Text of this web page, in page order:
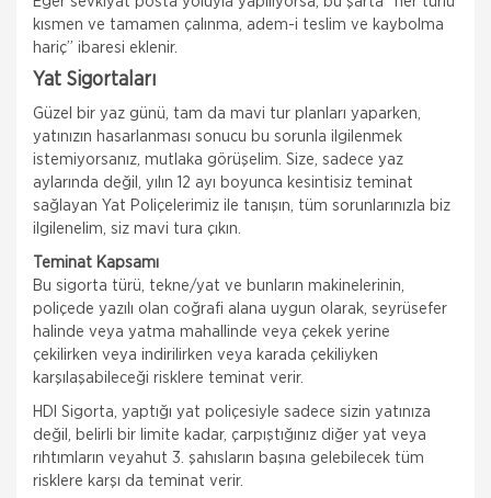
kısmen ve tamamen çalınma, adem-i teslim ve kaybolma
hariç” ibaresi eklenir.
Yat Sigortaları
Güzel bir yaz günü, tam da mavi tur planları yaparken,
yatınızın hasarlanması sonucu bu sorunla ilgilenmek
istemiyorsanız, mutlaka görüşelim. Size, sadece yaz
aylarında değil, yılın 12 ayı boyunca kesintisiz teminat
sağlayan Yat Poliçelerimiz ile tanışın, tüm sorunlarınızla biz
ilgilenelim, siz mavi tura çıkın.
Teminat Kapsamı
Bu sigorta türü, tekne/yat ve bunların makinelerinin,
poliçede yazılı olan coğrafi alana uygun olarak, seyrüsefer
halinde veya yatma mahallinde veya çekek yerine
çekilirken veya indirilirken veya karada çekiliyken
karşılaşabileceği risklere teminat verir.
HDI Sigorta, yaptığı yat poliçesiyle sadece sizin yatınıza
değil, belirli bir limite kadar, çarpıştığınız diğer yat veya
rıhtımların veyahut 3. şahısların başına gelebilecek tüm
risklere karşı da teminat verir.